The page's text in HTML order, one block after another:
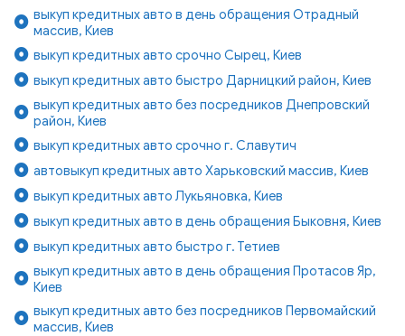
выкуп кредитных авто в день обращения Отрадный
массив, Киев
выкуп кредитных авто срочно Сырец, Киев
выкуп кредитных авто быстро Дарницкий район, Киев
выкуп кредитных авто без посредников Днепровский
район, Киев
выкуп кредитных авто срочно г. Славутич
автовыкуп кредитных авто Харьковский массив, Киев
выкуп кредитных авто Лукьяновка, Киев
выкуп кредитных авто в день обращения Быковня, Киев
выкуп кредитных авто быстро г. Тетиев
выкуп кредитных авто в день обращения Протасов Яр,
Киев
выкуп кредитных авто без посредников Первомайский
массив, Киев